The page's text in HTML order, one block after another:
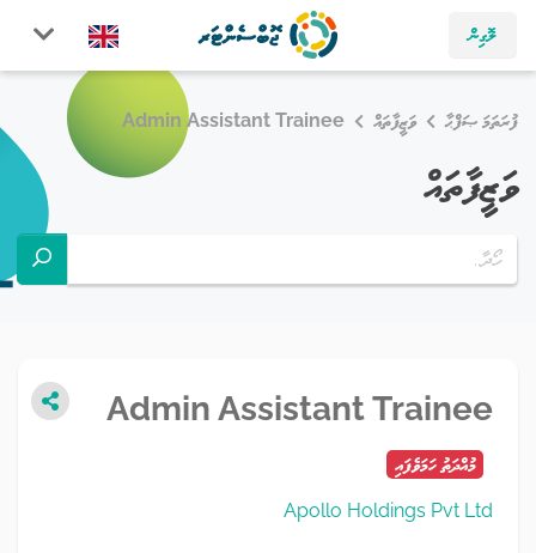
ލޮގިން
ފުރަތަމަ ޞަފްޙާ ވަޒީފާތައް Admin Assistant Trainee
ވަޒީފާތައް
Admin Assistant Trainee
މުއްދަތު ހަމަވެފައި
Apollo Holdings Pvt Ltd